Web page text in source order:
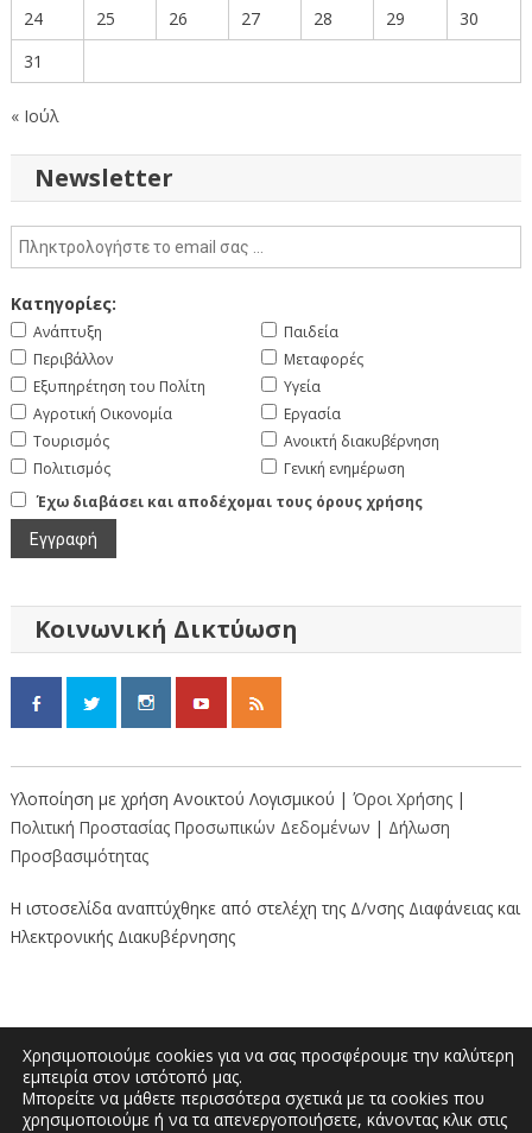
24
25 26 27 28 29
30
31
« Ιούλ
Newsletter
Κατηγορίες:
Ανάπτυξη
Περιβάλλον
Εξυπηρέτηση του Πολίτη
Αγροτική Οικονομία
Τουρισμός
Πολιτισμός
Παιδεία
Μεταφορές
Υγεία
Εργασία
Ανοικτή διακυβέρνηση
Γενική ενημέρωση
Έχω διαβάσει και αποδέχομαι τους όρους χρήσης
Κοινωνική Δικτύωση
Υλοποίηση με χρήση Ανοικτού Λογισμικού | Όροι Χρήσης |
Πολιτική Προστασίας Προσωπικών Δεδομένων | Δήλωση
Προσβασιμότητας
Η ιστοσελίδα αναπτύχθηκε από στελέχη της Δ/νσης Διαφάνειας και
Ηλεκτρονικής Διακυβέρνησης
Διοικητήριο “Κώστας Ταλιαδούρης” |
Χρησιμοποιούμε cookies για να σας προσφέρουμε την καλύτερη
εμπειρία στον ιστότοπό μας.
Μπορείτε να μάθετε περισσότερα σχετικά με τα cookies που
χρησιμοποιούμε ή να τα απενεργοποιήσετε, κάνοντας κλικ στις